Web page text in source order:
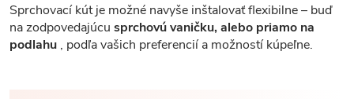
Sprchovací kút je možné navyše inštalovať flexibilne – buď
na zodpovedajúcu sprchovú vaničku, alebo priamo na
podlahu , podľa vašich preferencií a možností kúpeľne.